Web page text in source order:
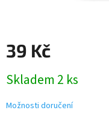
39 Kč
cena:
Skladem 2 ks
Možnosti doručení